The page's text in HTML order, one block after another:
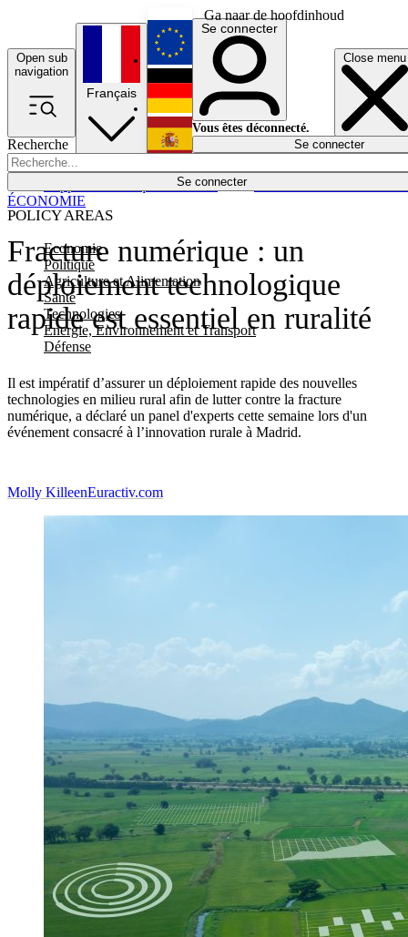
Ga naar de hoofdinhoud
Open sub
navigation
Close menu
Recherche
Se connecter
POLICY AREAS
Economie
Politique
Agriculture et Alimentation
Santé
Technologies
Energie, Environnement et Transport
Défense
Économie
Français
English
Deutsch
Español
Se connecter
Vous êtes déconnecté.
Se connecter
Fracture numérique : un
déploiement technologique
rapide est essentiel en ruralité
Il est impératif d’assurer un déploiement rapide des nouvelles
technologies en milieu rural afin de lutter contre la fracture
numérique, a déclaré un panel d'experts cette semaine lors d'un
événement consacré à l’innovation rurale à Madrid.
ÉCONOMIE
Molly KilleenEuractiv.com